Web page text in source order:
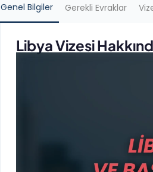
Genel Bilgiler Gerekli Evraklar
Libya Vizesi